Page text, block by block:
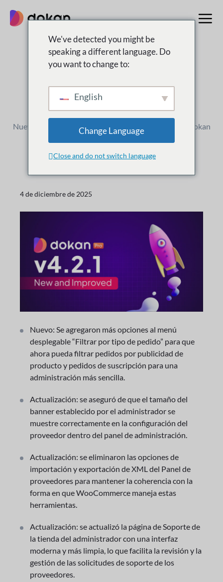
contenido
Qué
Nuevos lanzamientos, mejoras y actualizaciones de Dokan
4 de diciembre de 2025
Nuevo: Se agregaron más opciones al menú
desplegable “Filtrar por tipo de pedido” para que
ahora pueda filtrar pedidos por publicidad de
producto y pedidos de suscripción para una
administración más sencilla.
Actualización: se aseguró de que el tamaño del
banner establecido por el administrador se
muestre correctamente en la configuración del
proveedor dentro del panel de administración.
Actualización: se eliminaron las opciones de
importación y exportación de XML del Panel de
proveedores para mantener la coherencia con la
forma en que WooCommerce maneja estas
herramientas.
Actualización: se actualizó la página de Soporte de
la tienda del administrador con una interfaz
moderna y más limpia, lo que facilita la revisión y la
gestión de las solicitudes de soporte de los
proveedores.
We've detected you might be
speaking a different language. Do
you want to change to:
English
Change Language
Close and do not switch language